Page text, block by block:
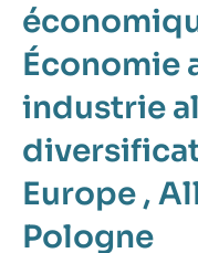
Économie
industrie
Europe ,
Pologne